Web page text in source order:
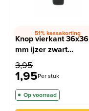
51% kassakorting
Knop vierkant 36x36
mm ijzer zwart...
3,95
1,95Per stuk
Op voorraad